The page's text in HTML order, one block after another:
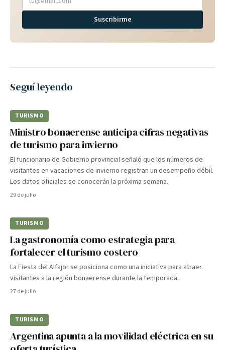
Suscribirme
Seguí leyendo
TURISMO
Ministro bonaerense anticipa cifras negativas
de turismo para invierno
El funcionario de Gobierno provincial señaló que los números de
visitantes en vacaciones de invierno registran un desempeño débil.
Los datos oficiales se conocerán la próxima semana.
29 de julio
TURISMO
La gastronomía como estrategia para
fortalecer el turismo costero
La Fiesta del Alfajor se posiciona como una iniciativa para atraer
visitantes a la región bonaerense durante la temporada.
27 de julio
TURISMO
Argentina apunta a la movilidad eléctrica en su